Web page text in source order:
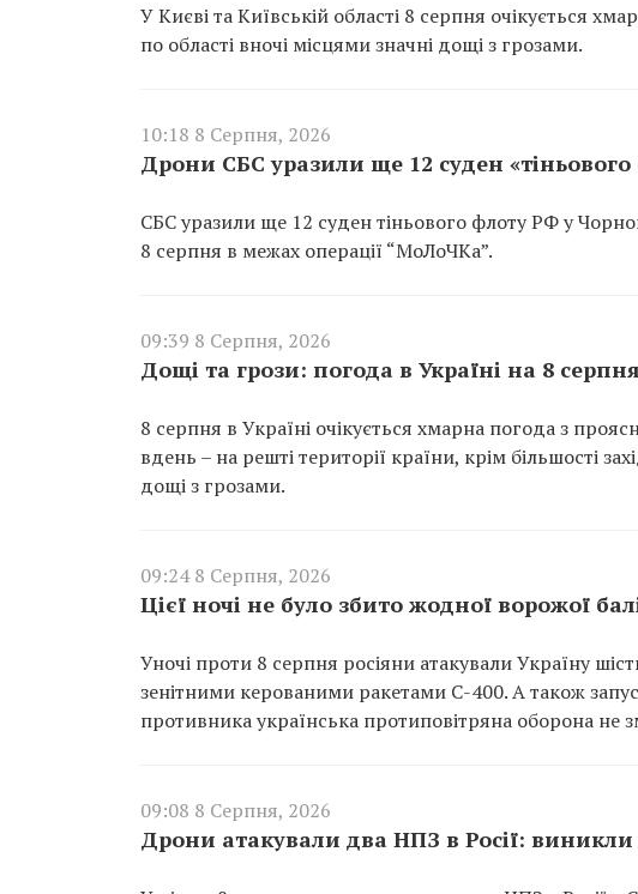
У Києві та Київській області 8 серпня очікується
по області вночі місцями значні дощі з грозами.
10:18 8 Серпня, 2026
Дрони СБС уразили ще 12 суден
СБС уразили ще 12 суден тіньового флоту РФ у
8 серпня в межах операції “МоЛоЧКа”.
09:39 8 Серпня, 2026
Дощі та грози: погода в Україні на 8 серпня
8 серпня в Україні очікується хмарна погода з
вдень – на решті території країни, крім більшості
дощі з грозами.
09:24 8 Серпня, 2026
Цієї ночі не було збито жодної ворожої
Уночі проти 8 серпня росіяни атакували Україну
зенітними керованими ракетами С-400. А також
противника українська протиповітряна оборона не
09:08 8 Серпня, 2026
Дрони атакували два НПЗ в Росії: